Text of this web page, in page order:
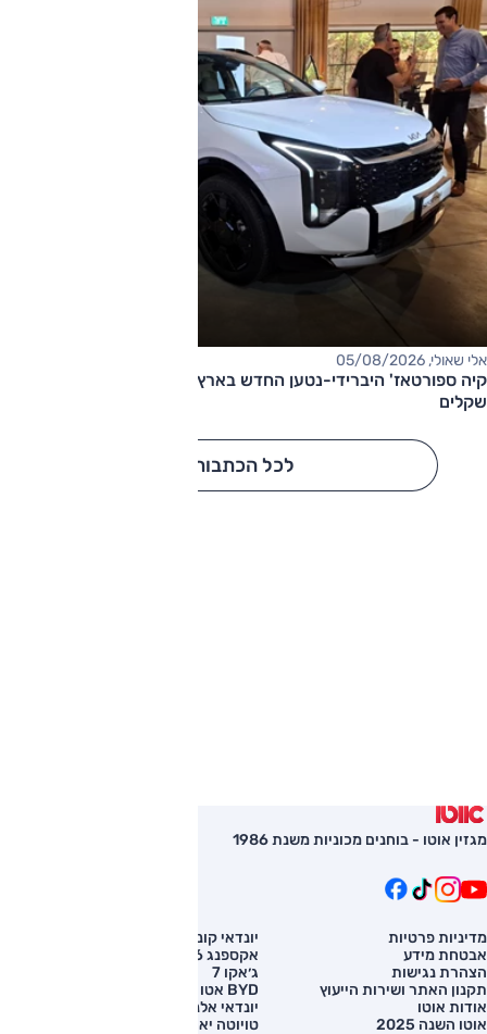
אלי שאולי, 05/08/2026
שקלים
לכל הכתבות
מגזין אוטו - בוחנים מכוניות משנת 1986
מדיניות פרטיות
אבטחת מידע
הצהרת נגישות
תקנון האתר ושירות הייעוץ
אודות אוטו
אוטו השנה 2025
יונדאי קונה
אקספנג G6
ג׳אקו 7
BYD אטו 3
יונדאי אלנטרה
טויוטה יאריס קרוס